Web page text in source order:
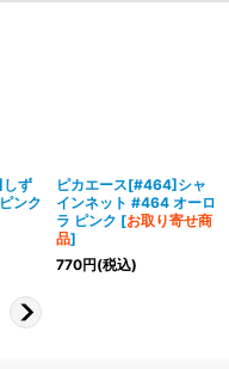
ず
ンク
ピカエース[#464]シャ
インネット #464 オーロ
ラ ピンク [お取り寄せ商
品]
770円(税込)